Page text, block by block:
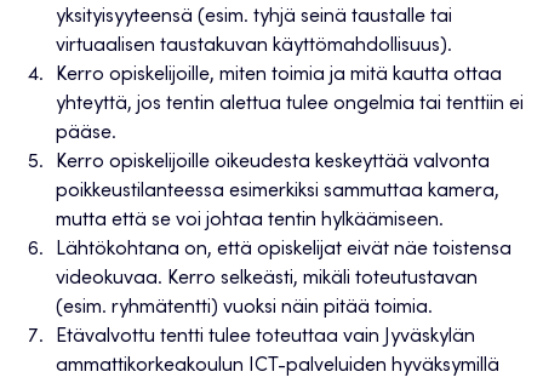
yksityisyyteensä (esim. tyhjä seinä taustalle tai
virtuaalisen taustakuvan käyttömahdollisuus).
Kerro opiskelijoille, miten toimia ja mitä kautta ottaa
yhteyttä, jos tentin alettua tulee ongelmia tai tenttiin ei
pääse.
Kerro opiskelijoille oikeudesta keskeyttää valvonta
poikkeustilanteessa esimerkiksi sammuttaa kamera,
mutta että se voi johtaa tentin hylkäämiseen.
Lähtökohtana on, että opiskelijat eivät näe toistensa
videokuvaa. Kerro selkeästi, mikäli toteutustavan
(esim. ryhmätentti) vuoksi näin pitää toimia.
Etävalvottu tentti tulee toteuttaa vain Jyväskylän
ammattikorkeakoulun ICT-palveluiden hyväksymillä